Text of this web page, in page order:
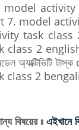
activity
7. model
task
class 2
অ্যাক্টিভিটি
class 2
বিষয়ের ঃ এইখানে